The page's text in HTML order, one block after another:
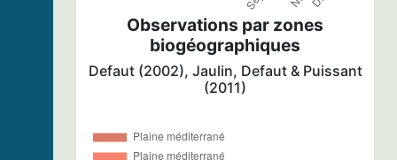
Observations par zones
biogéographiques
Defaut (2002), Jaulin, Defaut & Puissant
(2011)